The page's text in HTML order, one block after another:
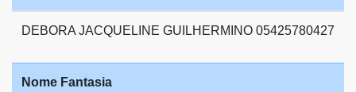
DEBORA JACQUELINE GUILHERMINO 05425780427
Nome Fantasia